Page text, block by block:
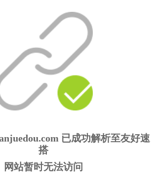
已成功解析至友好速
搭
网站暂时无法访问